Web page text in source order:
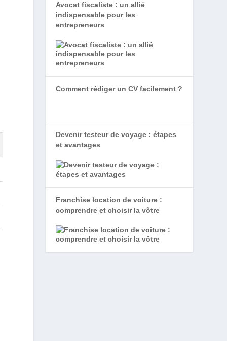
Avocat fiscaliste : un allié
indispensable pour les
entrepreneurs
Comment rédiger un CV facilement ?
Devenir testeur de voyage : étapes
et avantages
Franchise location de voiture :
comprendre et choisir la vôtre